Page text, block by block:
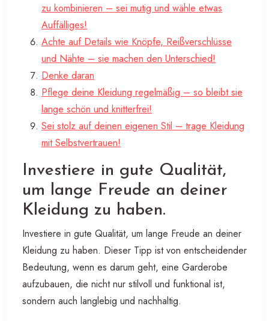
zu kombinieren – sei mutig und wähle etwas
Auffälliges!
Achte auf Details wie Knöpfe, Reißverschlüsse
und Nähte – sie machen den Unterschied!
Denke daran
Pflege deine Kleidung regelmäßig – so bleibt sie
lange schön und knitterfrei!
Sei stolz auf deinen eigenen Stil – trage Kleidung
mit Selbstvertrauen!
Investiere in gute Qualität,
um lange Freude an deiner
Kleidung zu haben.
Investiere in gute Qualität, um lange Freude an deiner
Kleidung zu haben. Dieser Tipp ist von entscheidender
Bedeutung, wenn es darum geht, eine Garderobe
aufzubauen, die nicht nur stilvoll und funktional ist,
sondern auch langlebig und nachhaltig.